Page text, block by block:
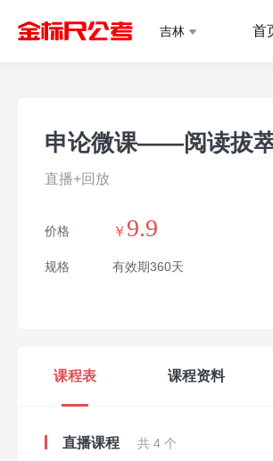
吉林 首
申论微课——阅读拔萃
直播+回放
价格 ￥ 9.9
规格 有效期360天
课程表 课程资料
直播课程 共 4 个